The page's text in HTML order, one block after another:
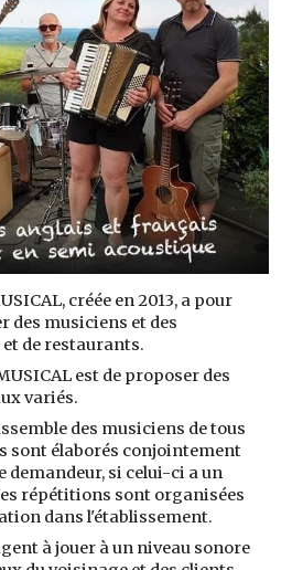
créée en 2013, a pour
des musiciens et des
de restaurants.
est de proposer des
variés.
des musiciens de tous
sont élaborés conjointement
demandeur, si celui-ci a un
répétitions sont organisées
dans l'établissement.
à jouer à un niveau sonore